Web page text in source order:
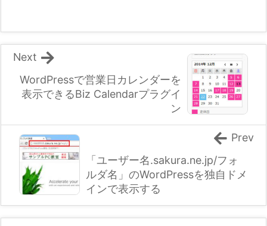
WordPressで営業日カレンダーを
表示できるBiz Calendarプラグイ
ン
Next
「ユーザー名.sakura.ne.jp/フォ
ルダ名」のWordPressを独自ドメ
インで表示する
Prev